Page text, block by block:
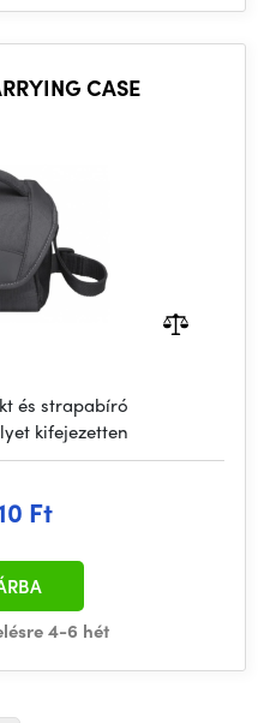
CASE
és strapabíró
kifejezetten
Ft
4-6 hét